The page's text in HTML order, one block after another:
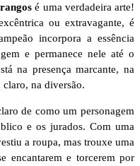
é uma verdadeira arte!
ou extravagante, é
incorpora a essência
e permanece nele até o
na presença marcante, na
claro, na diversão.
de como um personagem
e os jurados. Com uma
a roupa, mas trouxe uma
encantarem e torcerem por